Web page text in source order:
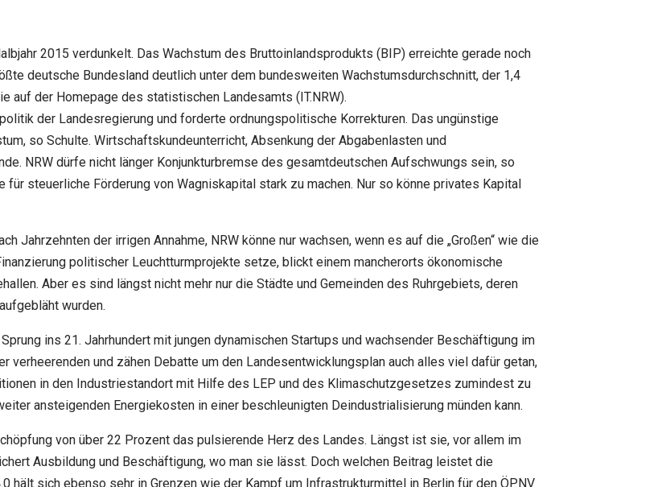
2015 verdunkelt. Das Wachstum des Bruttoinlandsprodukts (BIP) erreichte gerade noch
deutsche Bundesland deutlich unter dem bundesweiten Wachstumsdurchschnitt, der 1,4
auf der Homepage des statistischen Landesamts (IT.NRW).
der Landesregierung und forderte ordnungspolitische Korrekturen. Das ungünstige
so Schulte. Wirtschaftskundeunterricht, Absenkung der Abgabenlasten und
NRW dürfe nicht länger Konjunkturbremse des gesamtdeutschen Aufschwungs sein, so
steuerliche Förderung von Wagniskapital stark zu machen. Nur so könne privates Kapital
Jahrzehnten der irrigen Annahme, NRW könne nur wachsen, wenn es auf die „Großen“ wie die
politischer Leuchtturmprojekte setze, blickt einem mancherorts ökonomische
Aber es sind längst nicht mehr nur die Städte und Gemeinden des Ruhrgebiets, deren
wurden.
ins 21. Jahrhundert mit jungen dynamischen Startups und wachsender Beschäftigung im
verheerenden und zähen Debatte um den Landesentwicklungsplan auch alles viel dafür getan,
in den Industriestandort mit Hilfe des LEP und des Klimaschutzgesetzes zumindest zu
ansteigenden Energiekosten in einer beschleunigten Deindustrialisierung münden kann.
von über 22 Prozent das pulsierende Herz des Landes. Längst ist sie, vor allem im
Ausbildung und Beschäftigung, wo man sie lässt. Doch welchen Beitrag leistet die
hält sich ebenso sehr in Grenzen wie der Kampf um Infrastrukturmittel in Berlin für den ÖPNV